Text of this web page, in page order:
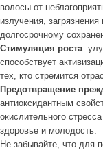
волосы от
излучения,
долгосрочному
Стимуляция роста:
способствует
тех, кто стремится
Предотвращение
антиоксидантным
окислительного
здоровье и молодость.
Не забывайте, что для